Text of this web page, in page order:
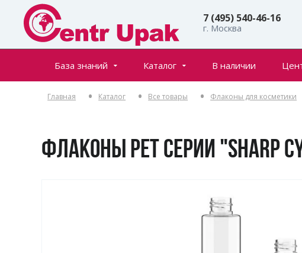
7 (495) 540-46-16
г. Москва
База знаний Каталог
Крышки
В наличии
Главная Каталог Все товары Флаконы для косметики
ФЛАКОНЫ PET СЕРИИ "SHARP